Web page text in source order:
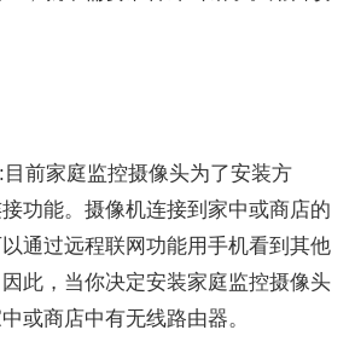
前家庭监控摄像头为了安装方
功能。摄像机连接到家中或商店的
通过远程联网功能用手机看到其他
此，当你决定安装家庭监控摄像头
或商店中有无线路由器。